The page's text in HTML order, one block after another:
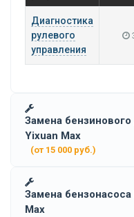
Диагностика
рулевого
управления
Замена
Yixuan Max
(от 15 000 руб.)
Замена
Max